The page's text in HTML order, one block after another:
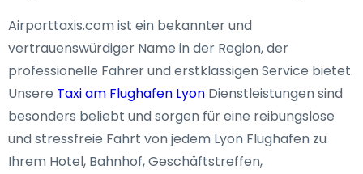
Airporttaxis.com ist ein bekannter und
vertrauenswürdiger Name in der Region, der
professionelle Fahrer und erstklassigen Service bietet.
Unsere Taxi am Flughafen Lyon Dienstleistungen sind
besonders beliebt und sorgen für eine reibungslose
und stressfreie Fahrt von jedem Lyon Flughafen zu
Ihrem Hotel, Bahnhof, Geschäftstreffen,